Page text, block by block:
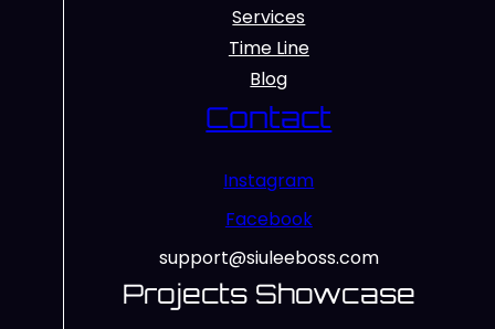
Services
Time Line
Blog
Contact
Instagram
Facebook
support@siuleeboss.com
Projects Showcase